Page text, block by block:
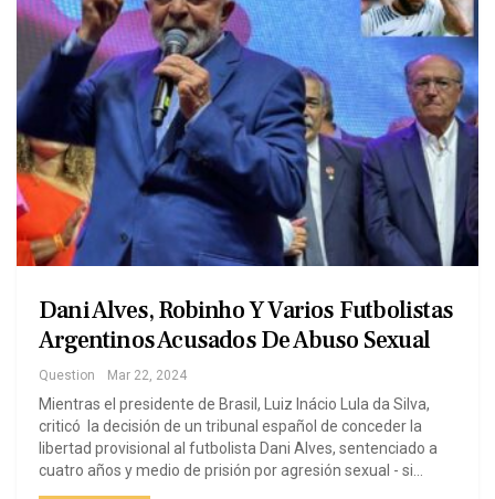
Dani Alves, Robinho Y Varios Futbolistas
Argentinos Acusados De Abuso Sexual
Question Mar 22, 2024
Mientras el presidente de Brasil, Luiz Inácio Lula da Silva,
criticó la decisión de un tribunal español de conceder la
libertad provisional al futbolista Dani Alves, sentenciado a
cuatro años y medio de prisión por agresión sexual - si…